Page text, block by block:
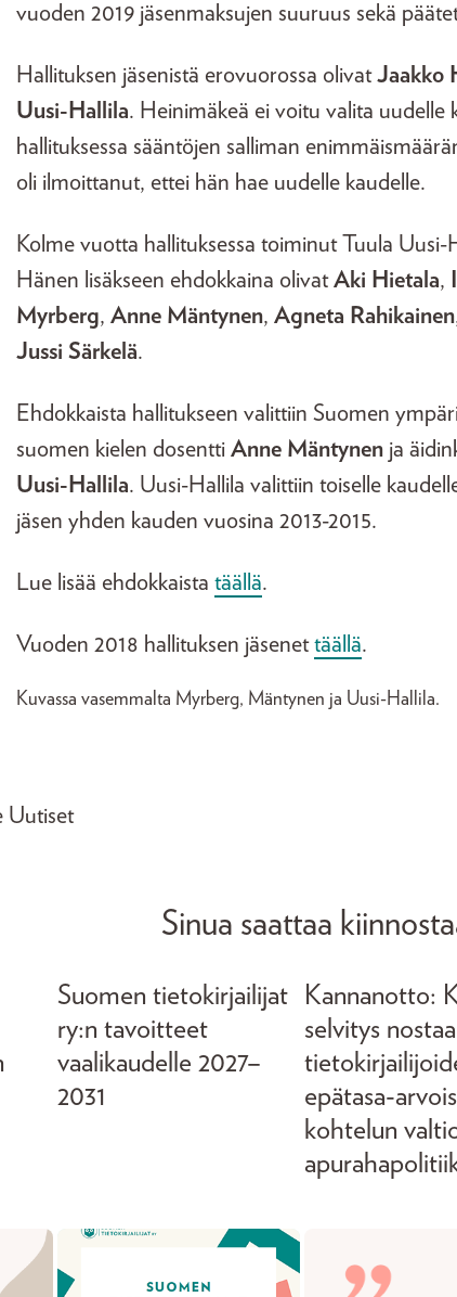
vuoden 2019 jäsenmaksujen suuruus sekä
Hallituksen jäsenistä erovuorossa olivatJaakko
Uusi-Hallila. Heinimäkeä ei voitu valita uudelle
hallituksessa sääntöjen salliman
oli ilmoittanut, ettei hän hae uudelle kaudelle.
Kolme vuotta hallituksessa toiminut Tuula
Hänen lisäkseen ehdokkaina olivatAki Hietala,
Myrberg, Anne Mäntynen, Agneta Rahikainen
Jussi Särkelä.
Ehdokkaista hallitukseen valittiin Suomen
suomen kielen dosentti Anne Mäntynen ja
Uusi-Hallila. Uusi-Hallila valittiin toiselle
jäsen yhden kauden vuosina 2013-2015.
Lue lisää ehdokkaista täällä.
Vuoden 2018 hallituksen jäsenettäällä.
Kuvassa vasemmalta Myrberg, Mäntynen ja Uusi-Hallila.
Uutiset
Sinua saattaa
Suomen tietokirjailijat
ry:n tavoitteet
vaalikaudelle 2027–
2031
Kannanotto:
selvitys
epätasa-
kohtelun